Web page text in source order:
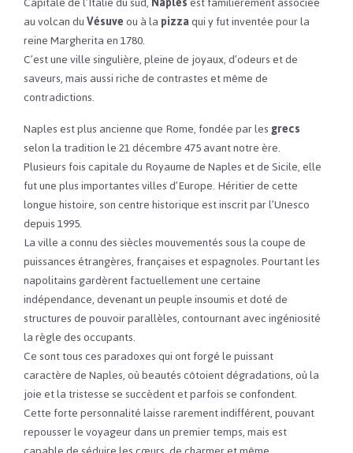
au volcan duVésuveou à lapizzaqui y fut inventée pour la
reine Margherita en 1780.
C’est une ville singulière, pleine de joyaux, d’odeurs et de
saveurs, mais aussi riche de contrastes et même de
contradictions.
Naples est plus ancienne que Rome, fondée par lesgrecs
selon la tradition le 21 décembre 475 avant notre ère.
Plusieurs fois capitale du Royaume de Naples et de Sicile, elle
fut une plus importantes villes d’Europe. Héritier de cette
longue histoire, son centre historique est inscrit par l’Unesco
depuis 1995.
La ville a connudes siècles mouvementés sous la coupe de
puissances étrangères, françaises et espagnoles. Pourtant les
napolitains gardèrent factuellement une certaine
indépendance, devenant un peuple insoumis et doté de
structures de pouvoir parallèles,contournant avec ingéniosité
la règle des occupants.
Ce sont tous ces paradoxes qui ont forgé le puissant
caractère de Naples, où beautés côtoient dégradations, où la
joie et la tristesse se succèdent et parfois se confondent.
Cette forte personnalité laisse rarement indifférent, pouvant
repousser le voyageur dans un premier temps, mais est